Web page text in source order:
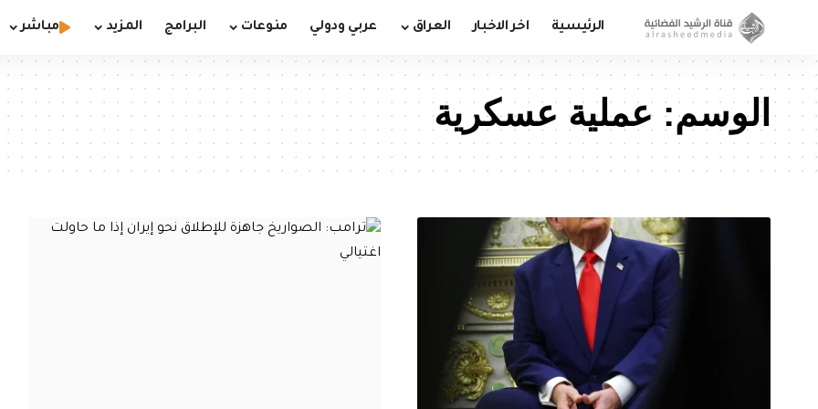
الرئيسية اخر الاخبار العراق عربي ودولي منوعات البرامج المزيد مباشر
الوسم: عملية عسكرية